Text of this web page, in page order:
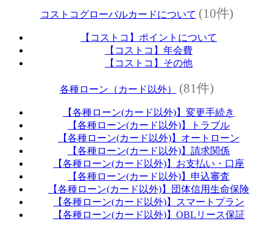
コストコグローバルカードについて (10件)
【コストコ】ポイントについて
【コストコ】年会費
【コストコ】その他
各種ローン（カード以外） (81件)
【各種ローン(カード以外)】変更手続き
【各種ローン(カード以外)】トラブル
【各種ローン(カード以外)】オートローン
【各種ローン(カード以外)】請求関係
【各種ローン(カード以外)】お支払い・口座
【各種ローン(カード以外)】申込審査
【各種ローン(カード以外)】団体信用生命保険
【各種ローン(カード以外)】スマートプラン
【各種ローン(カード以外)】OBLリース保証